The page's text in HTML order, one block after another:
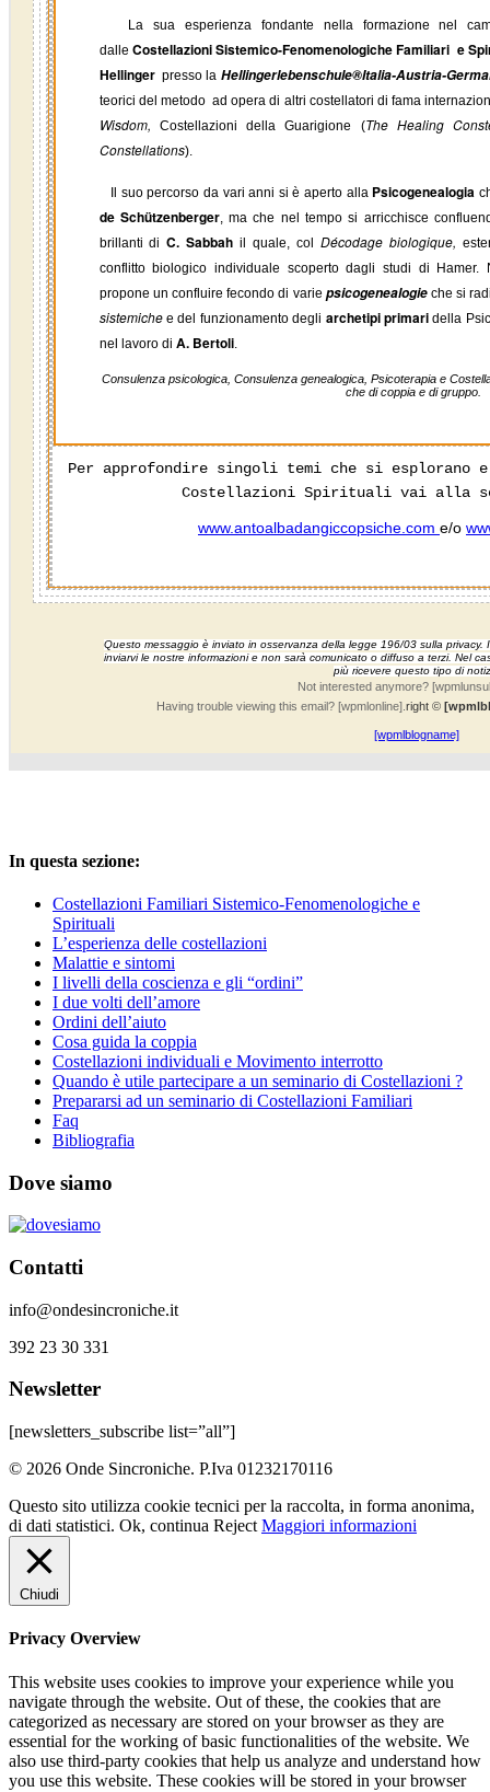
La sua esperienza fondante nella formazione nel
dalle Costellazioni Sistemico-Fenomenologiche Familiari e
Hellingerpresso la Hellingerlebenschule®Italia-Austria-
teorici del metodo ad opera di altri costellatori di fama
Wisdom, Costellazioni della Guarigione (The Healing
Constellations).
Il suo percorso da vari anni si è aperto alla Psicogenealogia
de Schützenberger, ma che nel tempo si arricchisce
brillanti diC. Sabbah il quale, colDécodage biologique,
conflitto biologico individuale scoperto dagli studi di
propone un confluire fecondo di varie psicogenealogieche si
sistemichee del funzionamento degli archetipi primari della
nel lavoro di A. Bertoli.
Consulenza psicologica, Consulenza genealogica, Psicoterapia e
che di coppia e di gruppo.
Per approfondire singoli temi che si esplorano
Costellazioni Spirituali vai alla
www.antoalbadangiccopsiche.com e/o
Questo messaggio è inviato in osservanza della legge 196/03 sulla privacy.
inviarvi le nostre informazioni e non sarà comunicato o diffuso a terzi. Nel
più ricevere questo tipo di
Not interested anymore?
Having trouble viewing this email? [wpmlonline]. right ©
[wpmlblogname]
In questa sezione:
Costellazioni Familiari Sistemico-Fenomenologiche e
Spirituali
L’esperienza delle costellazioni
Malattie e sintomi
I livelli della coscienza e gli “ordini”
I due volti dell’amore
Ordini dell’aiuto
Cosa guida la coppia
Costellazioni individuali e Movimento interrotto
Quando è utile partecipare a un seminario di Costellazioni ?
Prepararsi ad un seminario di Costellazioni Familiari
Faq
Bibliografia
Dove siamo
Contatti
info@ondesincroniche.it
392 23 30 331
Newsletter
[newsletters_subscribe list=”all”]
© 2026 Onde Sincroniche. P.Iva 01232170116
Questo sito utilizza cookie tecnici per la raccolta, in forma anonima,
di dati statistici. Ok, continua Reject Maggiori informazioni
Chiudi
Privacy Overview
This website uses cookies to improve your experience while you
navigate through the website. Out of these, the cookies that are
categorized as necessary are stored on your browser as they are
essential for the working of basic functionalities of the website. We
also use third-party cookies that help us analyze and understand how
you use this website. These cookies will be stored in your browser